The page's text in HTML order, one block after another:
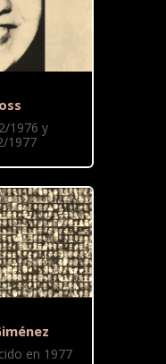
1976 y
1977
en 1977